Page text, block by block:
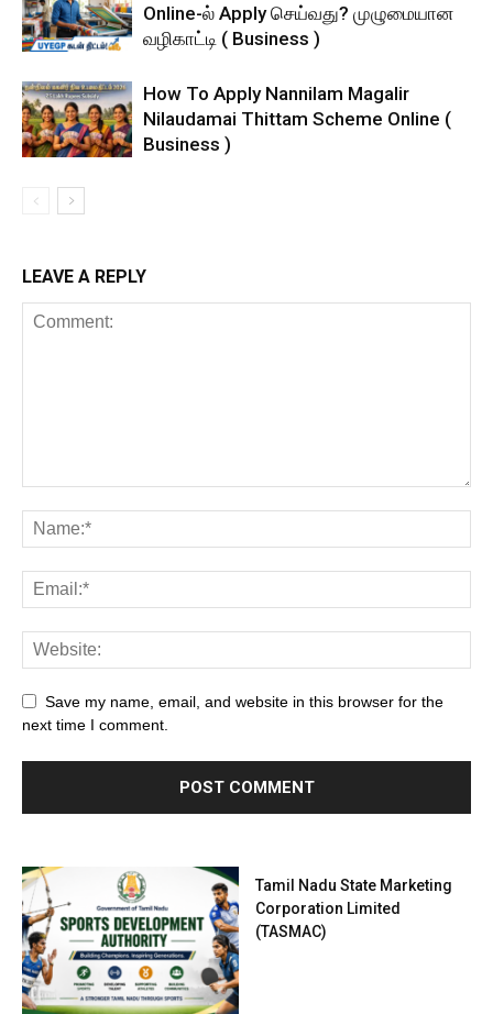
Online-ல் Apply செய்வது? முழுமையான
வழிகாட்டி ( Business )
How To Apply Nannilam Magalir
Nilaudamai Thittam Scheme Online (
Business )
LEAVE A REPLY
Save my name, email, and website in this browser for the
next time I comment.
Tamil Nadu State Marketing
Corporation Limited
(TASMAC)